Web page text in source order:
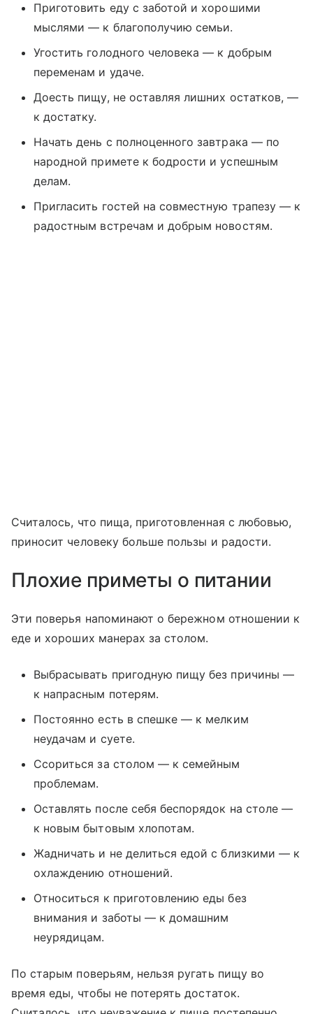
Приготовить еду с заботой и хорошими
мыслями — к благополучию семьи.
Угостить голодного человека — к добрым
переменам и удаче.
Доесть пищу, не оставляя лишних остатков, —
к достатку.
Начать день с полноценного завтрака — по
народной примете к бодрости и успешным
делам.
Пригласить гостей на совместную трапезу — к
радостным встречам и добрым новостям.
Считалось, что пища, приготовленная с любовью,
приносит человеку больше пользы и радости.
Плохие приметы о питании
Эти поверья напоминают о бережном отношении к
еде и хороших манерах за столом.
Выбрасывать пригодную пищу без причины —
к напрасным потерям.
Постоянно есть в спешке — к мелким
неудачам и суете.
Ссориться за столом — к семейным
проблемам.
Оставлять после себя беспорядок на столе —
к новым бытовым хлопотам.
Жадничать и не делиться едой с близкими — к
охлаждению отношений.
Относиться к приготовлению еды без
внимания и заботы — к домашним
неурядицам.
По старым поверьям, нельзя ругать пищу во
время еды, чтобы не потерять достаток.